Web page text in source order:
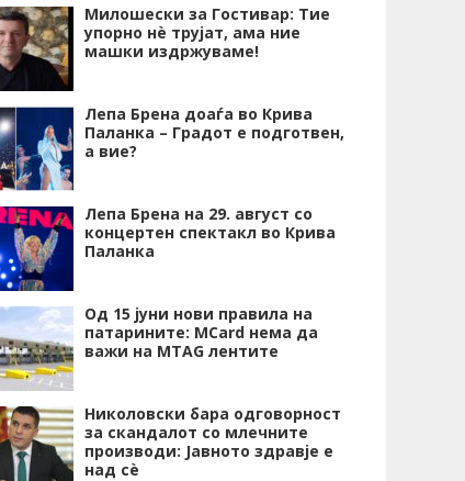
Милошески за Гостивар: Тие
упорно нѐ трујат, ама ние
машки издржуваме!
Лепа Брена доаѓа во Крива
Паланка – Градот е подготвен,
а вие?
Лепа Брена на 29. август со
концертен спектакл во Крива
Паланка
Од 15 јуни нови правила на
патарините: MCard нема да
важи на MTAG лентите
Николовски бара одговорност
за скандалот со млечните
производи: Јавното здравје е
над сѐ